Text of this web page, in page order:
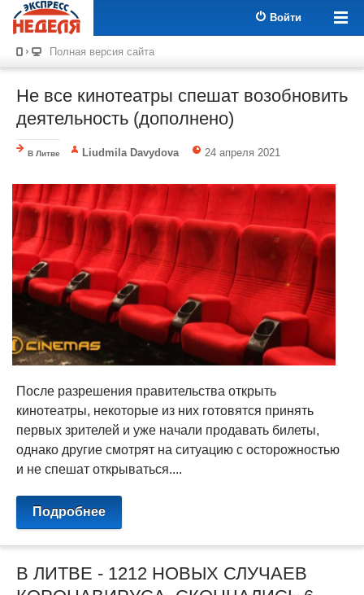
Войти
Полная версия сайта
Не все кинотеатры спешат возобновить
деятельность (дополнено)
В Литве Liudmila Davydova 24 апреля 2021
После разрешения правительства открыть
кинотеатры, некоторые из них готовятся принять
первых зрителей и уже начали продавать билеты,
однако другие смотрят на ситуацию с осторожностью
и не спешат открываться....
Подробнее
В ЛИТВЕ - 1212 НОВЫХ СЛУЧАЕВ